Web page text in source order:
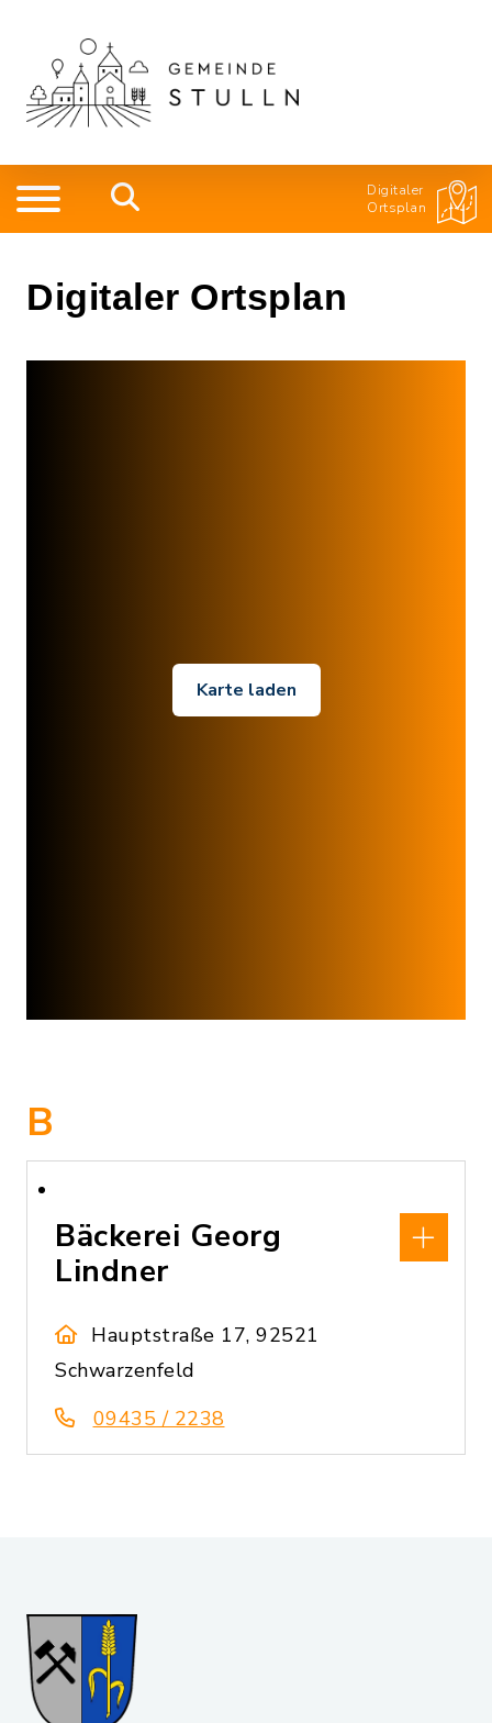
Digitaler
Ortsplan
Digitaler Ortsplan
Karte laden
B
Bäckerei Georg
Lindner
Hauptstraße 17, 92521
Schwarzenfeld
09435 / 2238